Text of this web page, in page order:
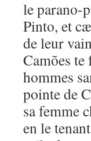
le parano-
Pinto, et
de leur
Camões
hommes
pointe de
sa femme
en le